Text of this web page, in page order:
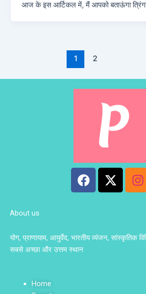
आज के इस आर्टिकल में, मैं आपको बताऊंगा
1 2
F
a
o
o
X
-
t
I
n
g
About us
योग, प्राणायाम, आयुर्वेद, भारतीय व्यंजन, सांस्कृतिक
सबसे अच्छा और उत्तम स्थान
Home